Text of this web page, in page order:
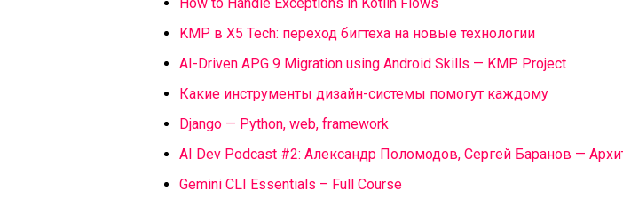
KMP в X5 Tech: переход бигтеха на новые технологии
AI-Driven APG 9 Migration using Android Skills — KMP Project
Какие инструменты дизайн-системы помогут каждому
Django — Python, web, framework
AI Dev Podcast #2: Александр Поломодов, Сергей Баранов —
Gemini CLI Essentials – Full Course